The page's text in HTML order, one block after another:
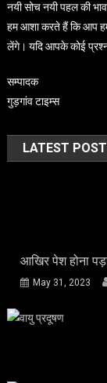
नयी सोच नयी पहल की
हम आशा करते हैं कि आप
लेंगे। यदि आपके कोई
सम्पादक
गुड़गांव टाइम्स
LATEST
आखिर पेश होना
May 31, 2023